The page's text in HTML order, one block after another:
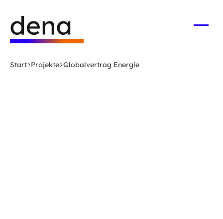
Hauptinhalt
springen
Deutsche
Energie-
Agentur
-
Start Projekte Globalvertrag Energie